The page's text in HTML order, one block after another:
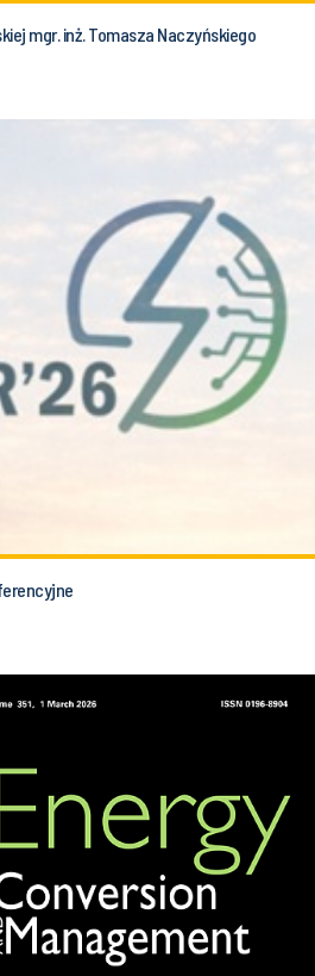
mgr. inż. Tomasza Naczyńskiego